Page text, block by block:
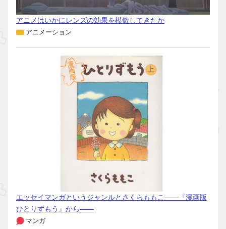
アニメはいかにレンズの効果を模倣してきたか
アニメーション
エッセイマンガというジャンルとさくらももこ――『漫画版
ひとりずもう』から――
マンガ